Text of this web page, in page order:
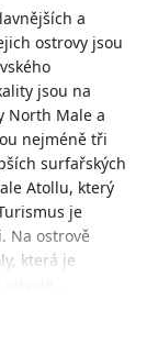
a
ostrovy jsou
jsou na
North Male a
nejméně tři
surfařských
Atollu, který
je
Na ostrově
která je